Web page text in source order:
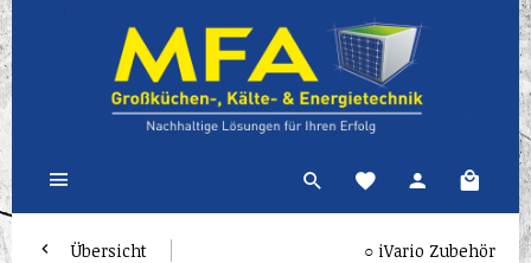
Übersicht ○ iVario Zubehör